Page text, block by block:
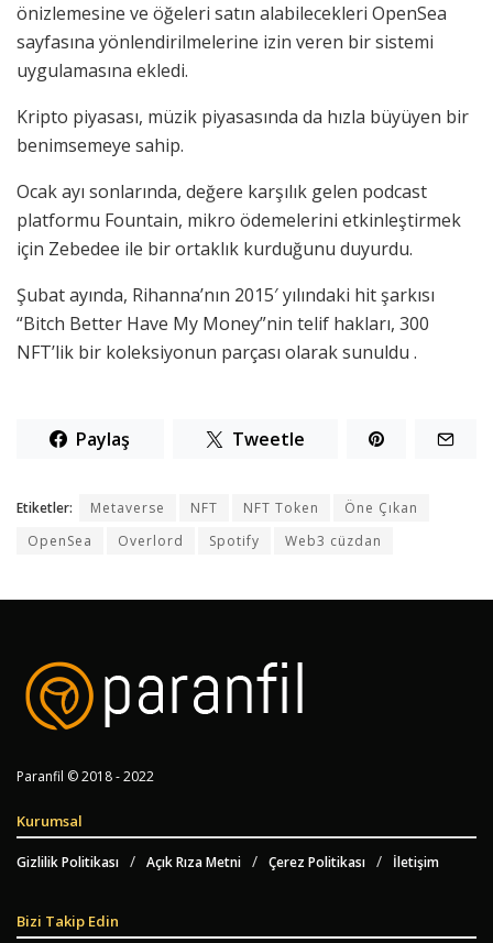
önizlemesine ve öğeleri satın alabilecekleri OpenSea
sayfasına yönlendirilmelerine izin veren bir sistemi
uygulamasına ekledi.
Kripto piyasası, müzik piyasasında da hızla büyüyen bir
benimsemeye sahip.
Ocak ayı sonlarında, değere karşılık gelen podcast
platformu Fountain, mikro ödemelerini etkinleştirmek
için Zebedee ile bir ortaklık kurduğunu duyurdu.
Şubat ayında, Rihanna’nın 2015′ yılındaki hit şarkısı
“Bitch Better Have My Money”nin telif hakları, 300
NFT’lik bir koleksiyonun parçası olarak sunuldu .
Paylaş Tweetle
Etiketler: Metaverse NFT NFT Token
Öne Çıkan
OpenSea
Overlord Spotify Web3 cüzdan
Paranfil © 2018 - 2022
Kurumsal
Gizlilik Politikası Açık Rıza Metni Çerez Politikası İletişim
Bizi Takip Edin